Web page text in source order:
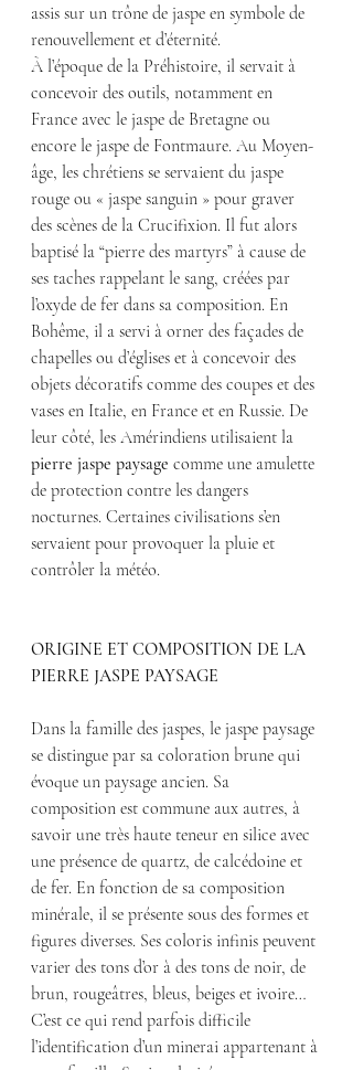
assis sur un trône de jaspe en symbole de
renouvellement et d’éternité.
À l’époque de la Préhistoire, il servait à
concevoir des outils, notamment en
France avec le jaspe de Bretagne ou
encore le jaspe de Fontmaure. Au Moyen-
âge, les chrétiens se servaient du jaspe
rouge ou « jaspe sanguin » pour graver
des scènes de la Crucifixion. Il fut alors
baptisé la “pierre des martyrs” à cause de
ses taches rappelant le sang, créées par
l’oxyde de fer dans sa composition. En
Bohême, il a servi à orner des façades de
chapelles ou d’églises et à concevoir des
objets décoratifs comme des coupes et des
vases en Italie, en France et en Russie. De
leur côté, les Amérindiens utilisaient la
pierre jaspe paysage comme une amulette
de protection contre les dangers
nocturnes. Certaines civilisations s’en
servaient pour provoquer la pluie et
contrôler la météo.
ORIGINE ET COMPOSITION DE LA
PIERRE JASPE PAYSAGE
Dans la famille des jaspes, le jaspe paysage
se distingue par sa coloration brune qui
évoque un paysage ancien. Sa
composition est commune aux autres, à
savoir une très haute teneur en silice avec
une présence de quartz, de calcédoine et
de fer. En fonction de sa composition
minérale, il se présente sous des formes et
figures diverses. Ses coloris infinis peuvent
varier des tons d’or à des tons de noir, de
brun, rougeâtres, bleus, beiges et ivoire…
C’est ce qui rend parfois difficile
l’identification d’un minerai appartenant à